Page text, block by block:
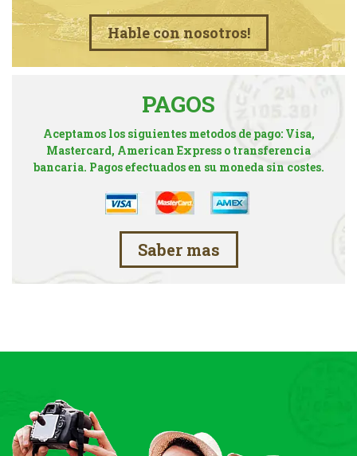
Hable con nosotros!
PAGOS
Aceptamos los siguientes metodos de pago: Visa,
Mastercard, American Express o transferencia
bancaria. Pagos efectuados en su moneda sin costes.
Saber mas